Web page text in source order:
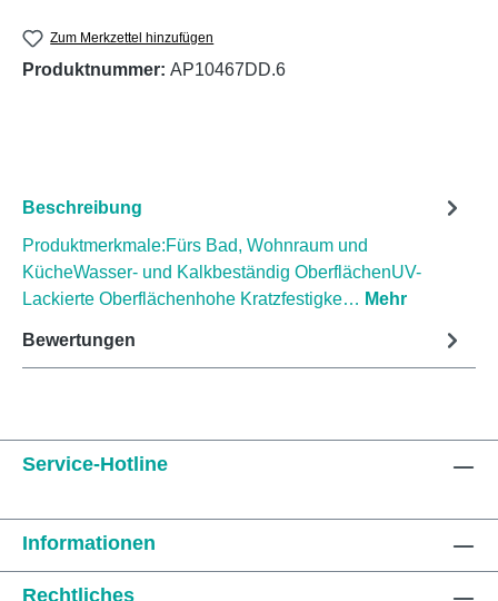
Zum Merkzettel hinzufügen
Produktnummer: AP10467DD.6
Beschreibung
Produktmerkmale:Fürs Bad, Wohnraum und
KücheWasser- und Kalkbeständig OberflächenUV-
Lackierte Oberflächenhohe Kratzfestigke… Mehr
Bewertungen
Service-Hotline
Informationen
Rechtliches